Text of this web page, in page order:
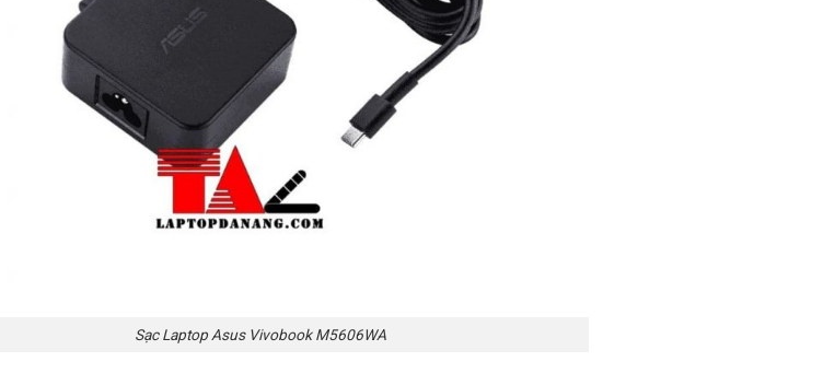
Sạc Laptop Asus Vivobook M5606WA